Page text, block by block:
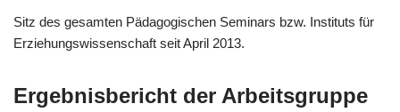
Sitz des gesamten Pädagogischen Seminars bzw. Instituts für
Erziehungswissenschaft seit April 2013.
Ergebnisbericht der Arbeitsgruppe